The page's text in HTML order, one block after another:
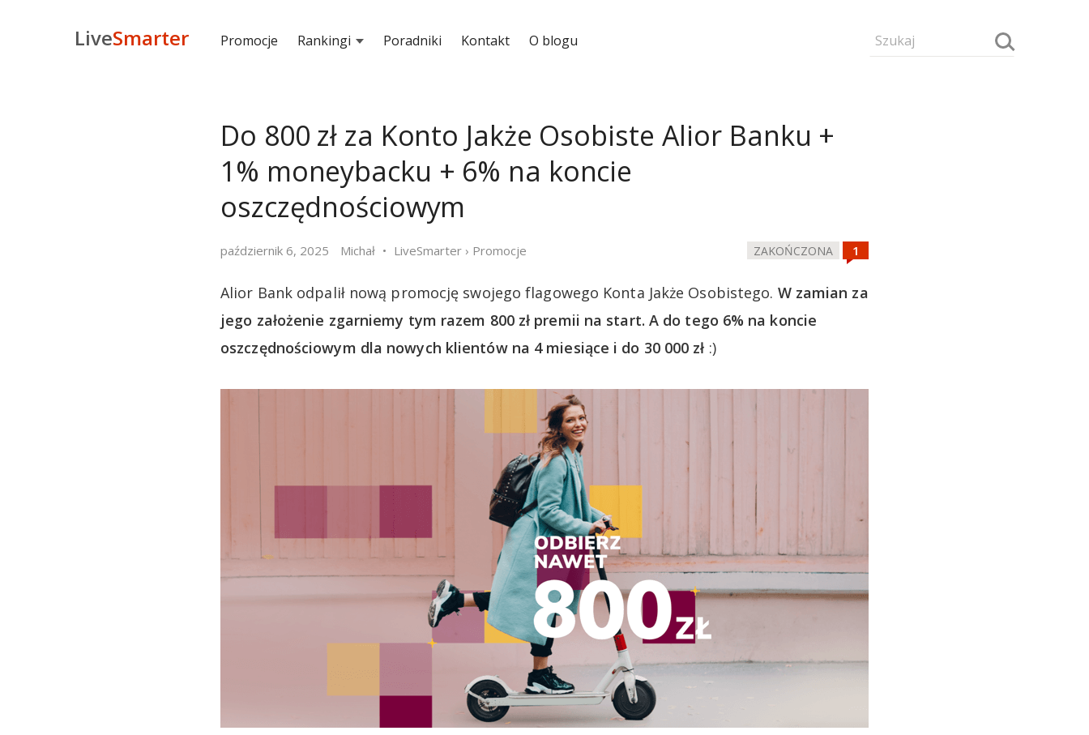
LiveSmarter Promocje Rankingi Poradniki Kontakt O blogu
Do 800 zł za Konto Jakże Osobiste Alior Banku +
1% moneybacku + 6% na koncie
oszczędnościowym
październik 6, 2025 Michał LiveSmarter › Promocje ZAKOŃCZONA
Alior Bank odpalił nową promocję swojego flagowego Konta Jakże Osobistego. W zamian za
jego założenie zgarniemy tym razem 800 zł premii na start. A do tego 6% na koncie
oszczędnościowym dla nowych klientów na 4 miesiące i do 30 000 zł :)